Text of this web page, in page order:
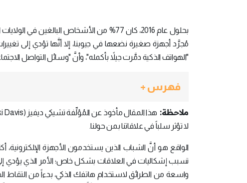
بحلول عام 2016، كان 77% من الأشخاص
مُجرَّد أجهزة صغيرة نضعها في جيوبنا، إلا أنَّها تؤدي إلى
"الهواتف الذكية دمَّرت جيلاً بأكمله"، وأنَّ "وسائل التواصل
فهرس +
ملاحظة:
لا تؤثر سلباً في علاقاتنا بمن حولنا.
الواقع هو أنَّ الشباب الذين يستخدمون الأجهزة الإلكترونية،
تسبب إشكاليات في العلاقات بشكل خاص؛ الأمر الذي يؤدي
واسعة من الطرائق لاستخدام هاتفك الذكي، بدءاً من